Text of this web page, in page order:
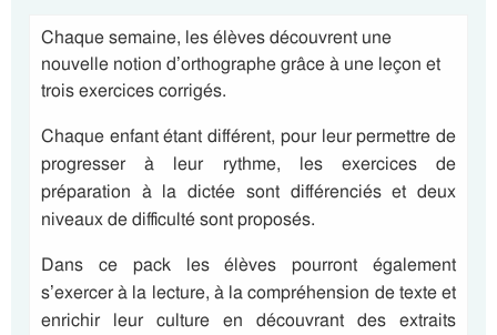
Chaque semaine, les élèves découvrent une
nouvelle notion d’orthographe grâce à une leçon et
trois exercices corrigés.
Chaque enfant étant différent, pour leur permettre de
progresser à leur rythme, les exercices de
préparation à la dictée sont différenciés et deux
niveaux de difficulté sont proposés.
Dans ce pack les élèves pourront également
s’exercer à la lecture, à la compréhension de texte et
enrichir leur culture en découvrant des extraits